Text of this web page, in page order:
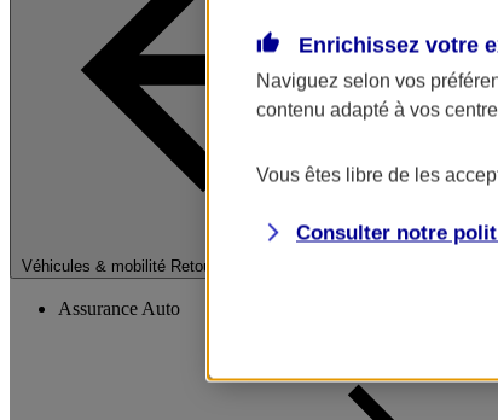
Véhicules & mobilité Retour à la section précédente
Fermer le
Assurance Auto
Enrichissez votre
Naviguez selon vos
contenu adapté à vos
Vous êtes libre de les
Consulter notre